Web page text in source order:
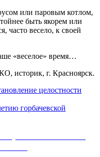
или паровым котлом,
быть якорем или
часто весело, к своей
«веселое» время…
историк, г. Красноярск.
целостности
горбачевской